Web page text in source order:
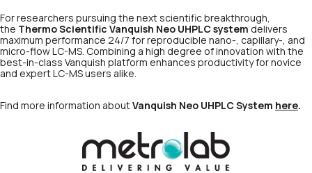
For researchers pursuing the next scientific breakthrough,
the Thermo Scientific Vanquish Neo UHPLC system delivers
maximum performance 24/7 for reproducible nano-, capillary-, and
micro-flow LC-MS. Combining a high degree of innovation with the
best-in-class Vanquish platform enhances productivity for novice
and expert LC-MS users alike.
Find more information aboutVanquish Neo UHPLC System here.